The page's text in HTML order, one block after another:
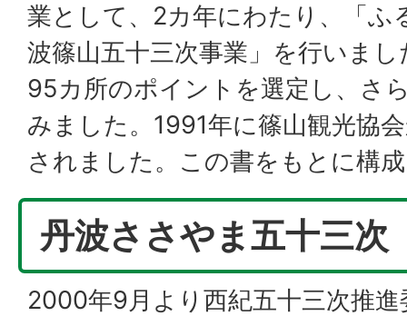
業として、2カ年にわたり、「ふ
波篠山五十三次事業」を行いまし
95カ所のポイントを選定し、さ
みました。1991年に篠山観光協
されました。この書をもとに構
丹波ささやま五十三次
2000年9月より西紀五十三次推進